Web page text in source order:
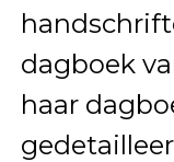
dagboek
haar